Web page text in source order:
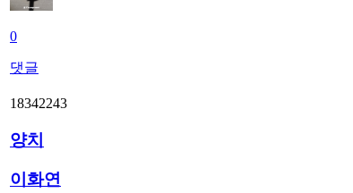
0
댓글
18342243
양치
이화연